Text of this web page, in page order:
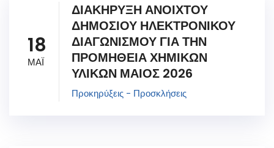
18
ΜΑΪ
ΔΙΑΚΗΡΥΞΗ ΑΝΟΙΧΤΟΥ
ΔΗΜΟΣΙΟΥ ΗΛΕΚΤΡΟΝΙΚΟΥ
ΔΙΑΓΩΝΙΣΜΟΥ ΓΙΑ ΤΗΝ
ΠΡΟΜΗΘΕΙΑ ΧΗΜΙΚΩΝ
ΥΛΙΚΩΝ ΜΑΙΟΣ 2026
Προκηρύξεις - Προσκλήσεις